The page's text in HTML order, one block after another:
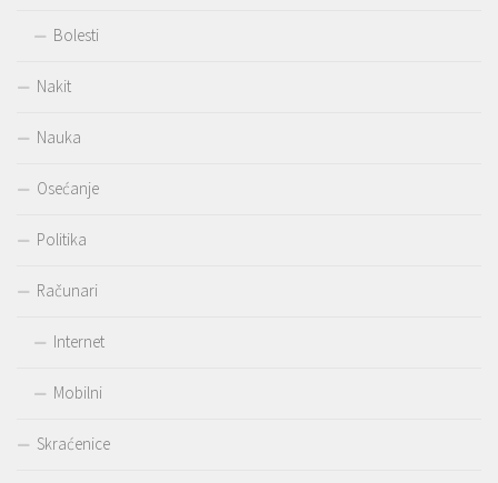
Bolesti
Nakit
Nauka
Osećanje
Politika
Računari
Internet
Mobilni
Skraćenice